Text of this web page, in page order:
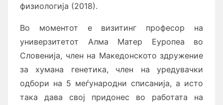
физиологија (2018).
Во моментот е визитинг професор на
универзитетот Алма Матер Еуропеа во
Словенија, член на Ма­ке­до­нското здружение
за хумана генетика, член на уредувачки
одбори на 5 меѓународни списанија, а исто
така дава свој при­до­нес во работата на